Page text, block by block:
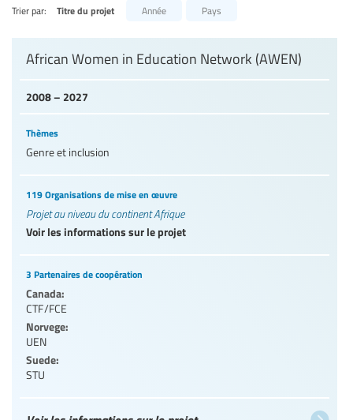
Trier par: Titre du projet Année Pays
2008 – 2027
African Women in Education Network (AWEN)
Thèmes
Genre et inclusion
119 Organisations de mise en œuvre
Projet au niveau du continent Afrique
Voir les informations sur le projet
3 Partenaires de coopération
Canada:
CTF/FCE
Norvege:
UEN
Suede:
STU